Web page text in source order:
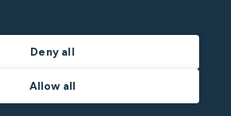
Deny all
Allow all